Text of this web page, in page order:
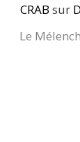
CRAB sur
Le